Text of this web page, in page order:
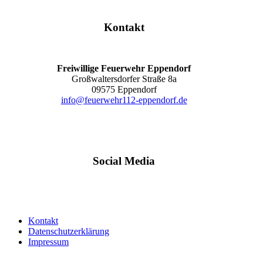
Kontakt
Freiwillige Feuerwehr Eppendorf
Großwaltersdorfer Straße 8a
09575 Eppendorf
info@feuerwehr112-eppendorf.de
Social Media
Kontakt
Datenschutzerklärung
Impressum